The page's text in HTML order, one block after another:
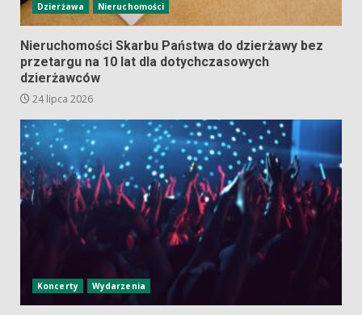
Dzierżawa Nieruchomości
Nieruchomości Skarbu Państwa do dzierżawy bez
przetargu na 10 lat dla dotychczasowych
dzierżawców
24 lipca 2026
Koncerty Wydarzenia